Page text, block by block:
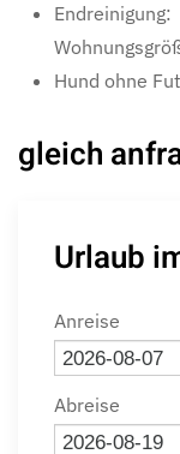
Hund ohne
gleich
Urlaub
Anreise
Abreise